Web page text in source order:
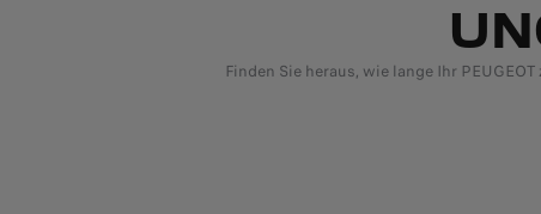
Finden Sie heraus, wie lange Ihr